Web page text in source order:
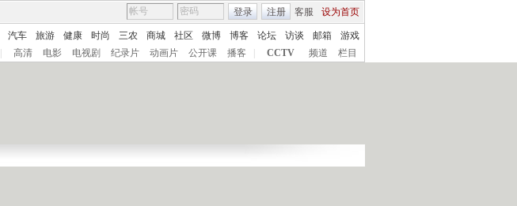
客服 设为首页
登录 注册
汽车 旅游 健康 时尚 三农 商城 社区 微博 博客 论坛 访谈 邮箱
游戏
高清 电影 电视剧 纪录片 动画片 公开课 播客 CCTV 频道 栏目